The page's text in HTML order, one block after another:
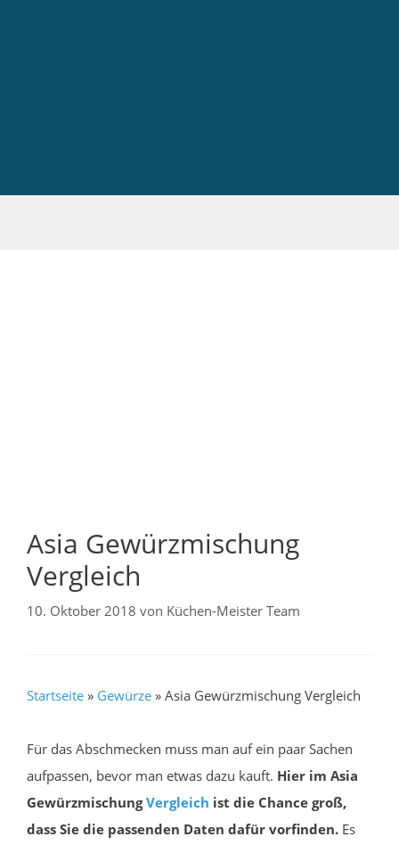
Asia Gewürzmischung
Vergleich
10. Oktober 2018 von Küchen-Meister Team
Startseite » Gewürze » Asia Gewürzmischung Vergleich
Für das Abschmecken muss man auf ein paar Sachen
aufpassen, bevor man etwas dazu kauft. Hier im Asia
GewürzmischungVergleich ist die Chance groß,
dass Sie die passenden Daten dafür vorfinden. Es